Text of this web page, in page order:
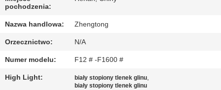
JAKOŚCI
SKONTAKTUJ
SIĘ
Z
pochodzenia:
Nazwa handlowa: Zhengtong
Orzecznictwo: N/A
Numer modelu: F12 # -F1600 #
High Light: biały stopiony tlenek glinu,
biały stopiony tlenek glinu